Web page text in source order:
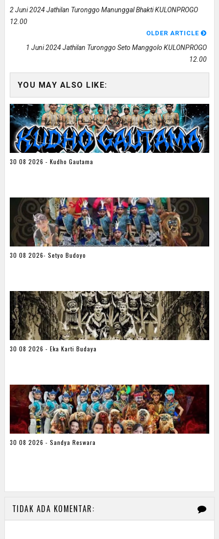
2 Juni 2024 Jathilan Turonggo Manunggal Bhakti KULONPROGO
12.00
OLDER ARTICLE
1 Juni 2024 Jathilan Turonggo Seto Manggolo KULONPROGO
12.00
YOU MAY ALSO LIKE:
30 08 2026 - Kudho Gautama
30 08 2026- Setyo Budoyo
30 08 2026 - Eka Karti Budaya
30 08 2026 - Sandya Reswara
TIDAK ADA KOMENTAR: